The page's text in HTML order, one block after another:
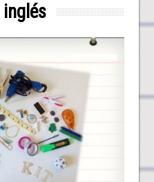
inglés